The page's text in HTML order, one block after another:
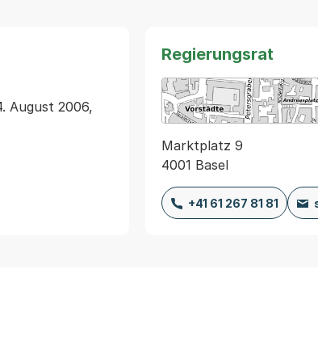
August 2006,
Regierungsrat
Marktplatz 9
4001 Basel
+41 61 267 81 81